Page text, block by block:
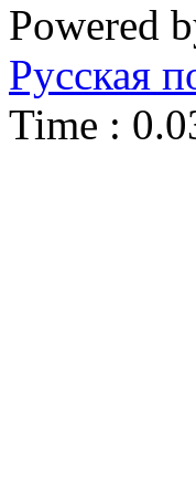
Powered
Русская
Time :